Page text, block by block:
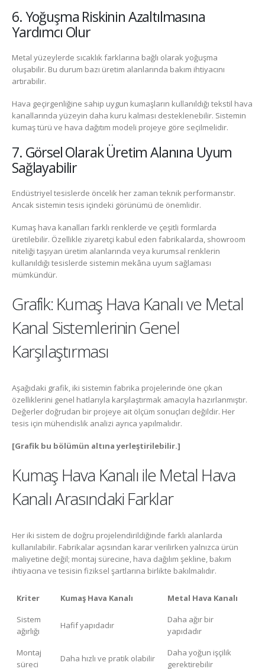
6. Yoğuşma Riskinin Azaltılmasına
Yardımcı Olur
Metal yüzeylerde sıcaklık farklarına bağlı olarak yoğuşma
oluşabilir. Bu durum bazı üretim alanlarında bakım ihtiyacını
artırabilir.
Hava geçirgenliğine sahip uygun kumaşların kullanıldığı tekstil hava
kanallarında yüzeyin daha kuru kalması desteklenebilir. Sistemin
kumaş türü ve hava dağıtım modeli projeye göre seçilmelidir.
7. Görsel Olarak Üretim Alanına Uyum
Sağlayabilir
Endüstriyel tesislerde öncelik her zaman teknik performanstır.
Ancak sistemin tesis içindeki görünümü de önemlidir.
Kumaş hava kanalları farklı renklerde ve çeşitli formlarda
üretilebilir. Özellikle ziyaretçi kabul eden fabrikalarda, showroom
niteliği taşıyan üretim alanlarında veya kurumsal renklerin
kullanıldığı tesislerde sistemin mekâna uyum sağlaması
mümkündür.
Grafik: Kumaş Hava Kanalı ve Metal
Kanal Sistemlerinin Genel
Karşılaştırması
Aşağıdaki grafik, iki sistemin fabrika projelerinde öne çıkan
özelliklerini genel hatlarıyla karşılaştırmak amacıyla hazırlanmıştır.
Değerler doğrudan bir projeye ait ölçüm sonuçları değildir. Her
tesis için mühendislik analizi ayrıca yapılmalıdır.
[Grafik bu bölümün altına yerleştirilebilir.]
Kumaş Hava Kanalı ile Metal Hava
Kanalı Arasındaki Farklar
Her iki sistem de doğru projelendirildiğinde farklı alanlarda
kullanılabilir. Fabrikalar açısından karar verilirken yalnızca ürün
maliyetine değil; montaj sürecine, hava dağılım şekline, bakım
ihtiyacına ve tesisin fiziksel şartlarına birlikte bakılmalıdır.
Kriter Kumaş Hava Kanalı
Metal Hava Kanalı
Sistem
ağırlığı
Hafif yapıdadır
Daha ağır bir
yapıdadır
Montaj
süreci
Daha hızlı ve pratik olabilir
Daha yoğun işçilik
gerektirebilir